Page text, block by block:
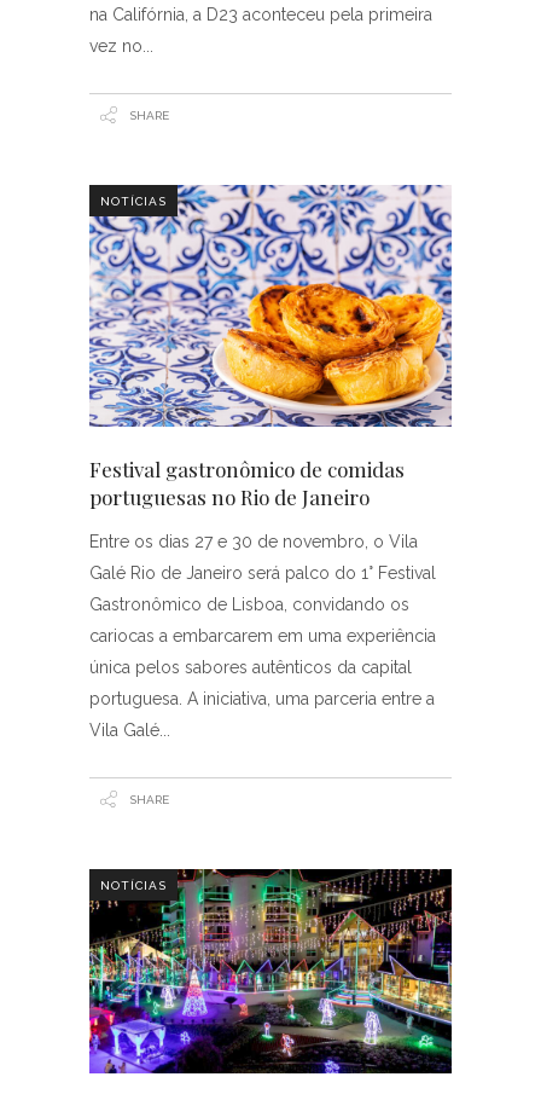
na Califórnia, a D23 aconteceu pela primeira
vez no
SHARE
NOTÍCIAS
Festival gastronômico de comidas
portuguesas no Rio de Janeiro
Entre os dias 27 e 30 de novembro, o Vila
Galé Rio de Janeiro será palco do 1° Festival
Gastronômico de Lisboa, convidando os
cariocas a embarcarem em uma experiência
única pelos sabores autênticos da capital
portuguesa. A iniciativa, uma parceria entre a
Vila Galé
SHARE
NOTÍCIAS